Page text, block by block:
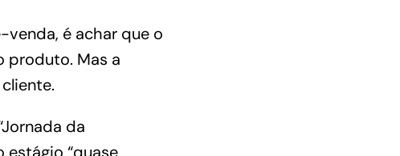
é achar que o
produto. Mas a
.
da